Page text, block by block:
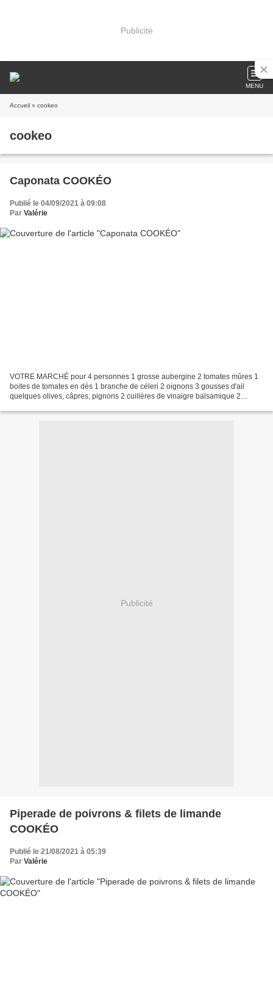
Publicité
MENU
Accueil » cookeo
cookeo
Caponata COOKÉO
Publié le 04/09/2021 à 09:08
Par Valérie
VOTRE MARCHÉ pour 4 personnes 1 grosse aubergine 2 tomates mûres 1
boites de tomates en dés 1 branche de céleri 2 oignons 3 gousses d'ail
quelques olives, câpres, pignons 2 cuillères de vinaigre balsamique 2
Publicité
Piperade de poivrons & filets de limande
COOKÉO
Publié le 21/08/2021 à 05:39
Par Valérie